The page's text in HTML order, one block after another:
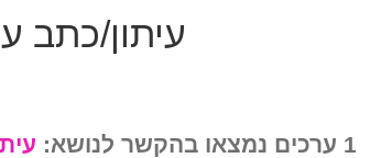
עיתון/כתב
1 ערכים נמצאו בהקשר לנושא: